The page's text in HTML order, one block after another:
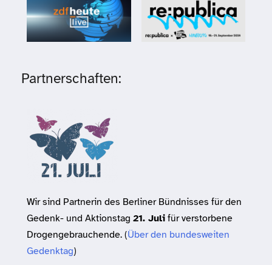
Partnerschaften:
Wir sind Partnerin des Berliner Bündnisses für den
Gedenk- und Aktionstag 21. Julifür verstorbene
Drogengebrauchende. (Über den bundesweiten
Gedenktag)